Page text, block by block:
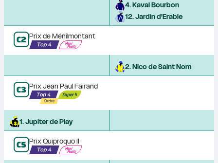
4. Kaval Bourbon
12. Jardin d'Erable
C2 Prix de Ménilmontant
2. Nico de Saint Nom
C3 Prix Jean Paul Fairand
1. Jupiter de Play
C5 Prix Quiproquo II